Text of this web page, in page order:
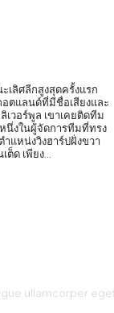
เลิศลีกสูงสุดครั้งแรก
ตแลนด์ที่มีชื่อเสียงและ
เวอร์พูล เขาเคยติดทีม
นึ่งในผู้จัดการทีมที่ทรง
ด เพียง...
ullamcorper